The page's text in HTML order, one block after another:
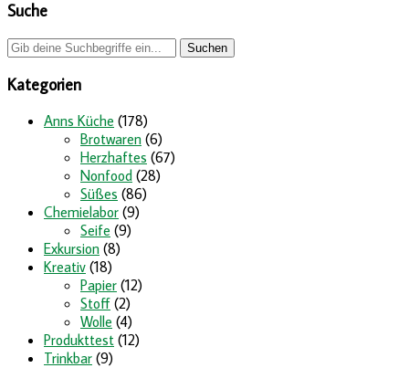
Suche
Kategorien
Anns Küche (178)
Brotwaren (6)
Herzhaftes (67)
Nonfood (28)
Süßes (86)
Chemielabor (9)
Seife (9)
Exkursion (8)
Kreativ (18)
Papier (12)
Stoff (2)
Wolle (4)
Produkttest (12)
Trinkbar (9)